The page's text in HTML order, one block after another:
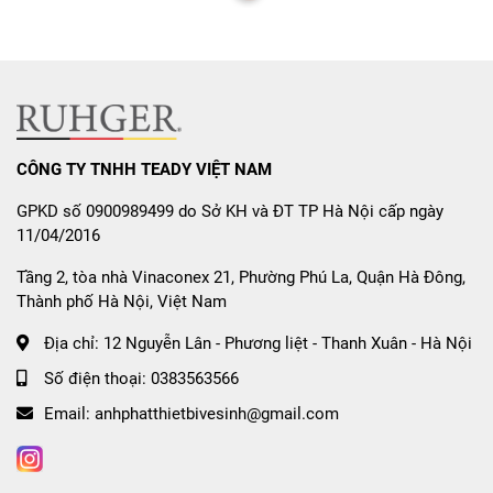
Tự động tắt khi không có nồi hoặc quá nhiệt
đang hoạt động
Thông Số Kỹ Thuật
Thông số
Giá trị
Canzy CZ ML123HN
Loại bếp
Bếp từ âm 3 vùng nấu
Công nghệ
Inverter tiết kiệm điện
Mặt kính
Vitro Ceramic vát cạnh
Công suất tổng
CÔNG TY TNHH TEADY VIỆT NAM
GPKD số 0900989499 do Sở KH và ĐT TP Hà Nội cấp ngày
11/04/2016
Tầng 2, tòa nhà Vinaconex 21, Phường Phú La, Quận Hà Đông,
Thành phố Hà Nội, Việt Nam
Địa chỉ: 12 Nguyễn Lân - Phương liệt - Thanh Xuân - Hà Nội
Số điện thoại: 0383563566
Email: anhphatthietbivesinh@gmail.com